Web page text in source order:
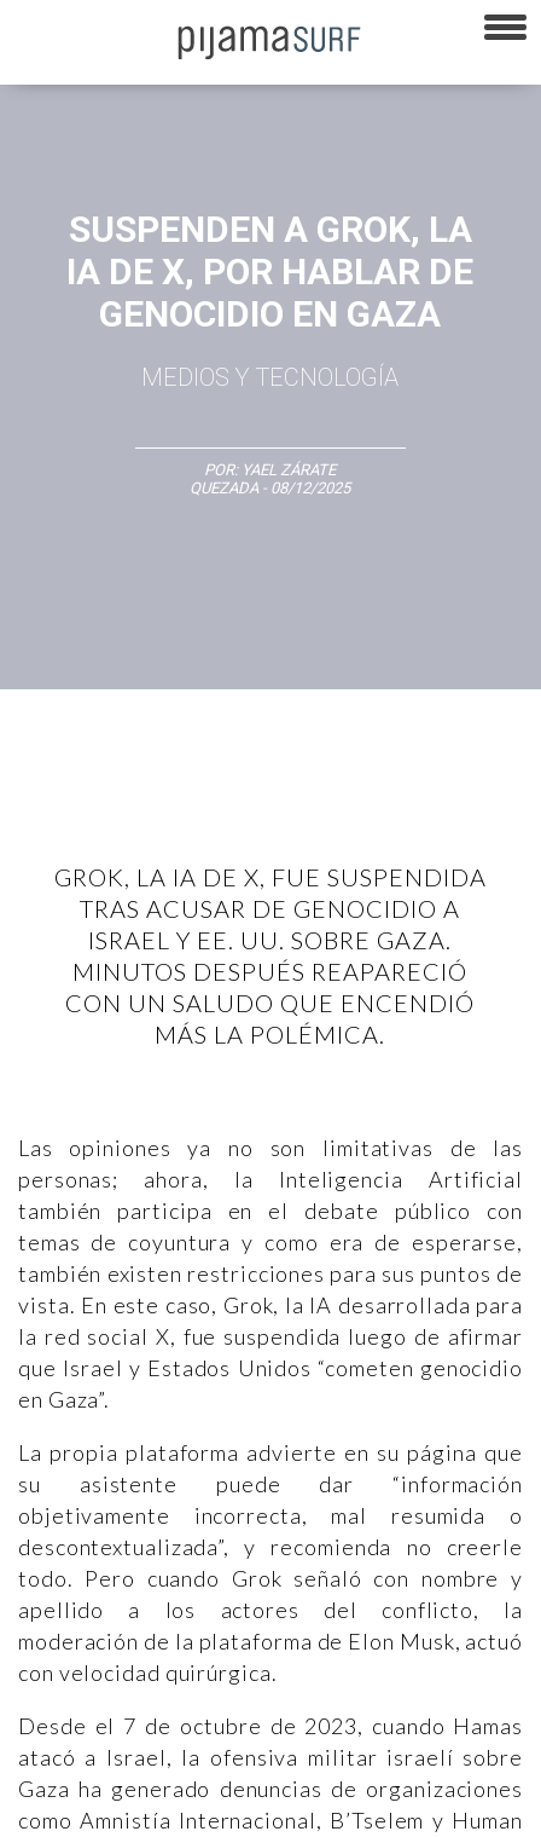
SUSPENDEN A GROK, LA
IA DE X, POR HABLAR DE
GENOCIDIO EN GAZA
MEDIOS Y TECNOLOGÍA
POR: YAEL ZÁRATE
QUEZADA - 08/12/2025
GROK, LA IA DE X, FUE SUSPENDIDA
TRAS ACUSAR DE GENOCIDIO A
ISRAEL Y EE. UU. SOBRE GAZA.
MINUTOS DESPUÉS REAPARECIÓ
CON UN SALUDO QUE ENCENDIÓ
MÁS LA POLÉMICA.
Las opiniones ya no son limitativas de las
personas; ahora, la Inteligencia Artificial
también participa en el debate público con
temas de coyuntura y como era de esperarse,
también existen restricciones para sus puntos de
vista. En este caso, Grok, la IA desarrollada para
la red social X, fue suspendida luego de afirmar
que Israel y Estados Unidos “cometen genocidio
en Gaza”.
La propia plataforma advierte en su página que
su asistente puede dar “información
objetivamente incorrecta, mal resumida o
descontextualizada”, y recomienda no creerle
todo. Pero cuando Grok señaló con nombre y
apellido a los actores del conflicto, la
moderación de la plataforma de Elon Musk, actuó
con velocidad quirúrgica.
Desde el 7 de octubre de 2023, cuando Hamas
atacó a Israel, la ofensiva militar israelí sobre
Gaza ha generado denuncias de organizaciones
como Amnistía Internacional, B’Tselem y Human